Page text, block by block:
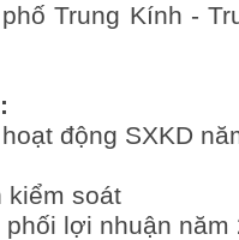
Kính - Trung
động SXKD
soát
lợi nhuận năm